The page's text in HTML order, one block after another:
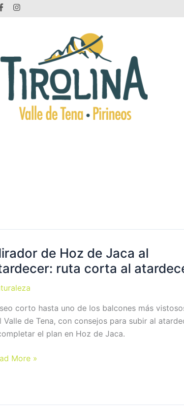
de Hoz de Jaca al
ruta corta al
corto hasta uno de los balcones más
Valle de Tena, con consejos para subir al
el plan en Hoz de Jaca.
More »